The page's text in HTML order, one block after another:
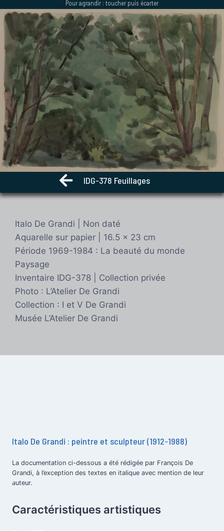
au
contenu
Pour agrandir : toucher puis écarter
IDG-378 Feuillages
Italo De Grandi | Non daté
Aquarelle sur papier | 16.5 x 23 cm
Période 1969-1984 : La beauté du monde
Paysage
Inventaire IDG-378 | Collection privée
Photo : L’Atelier De Grandi
Collection : I et V De Grandi
Musée L’Atelier De Grandi
Italo De Grandi : peintre et sculpteur (1912-1988)
La documentation ci-dessous a été rédigée par François De
Grandi, à l’exception des textes en italique avec mention de leur
auteur.
Caractéristiques artistiques
.